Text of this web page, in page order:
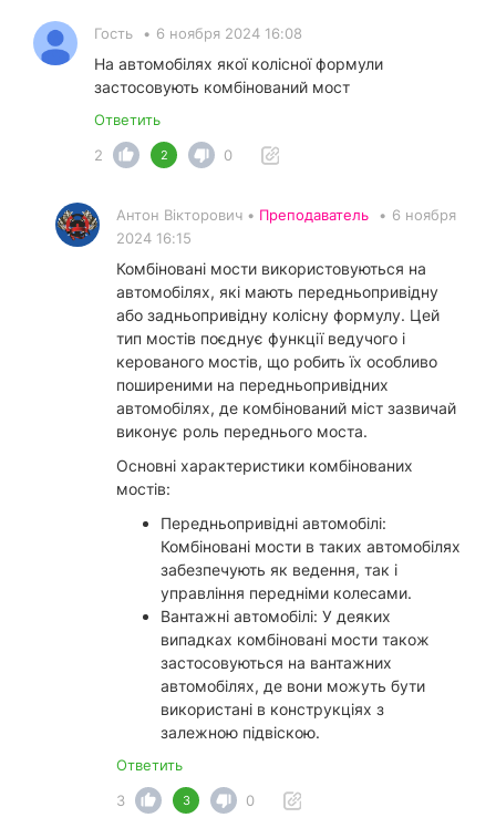
Гость • 6 ноября 2024 16:08
На автомобілях якої колісної формули
застосовують комбінований мост
Ответить
2
2 0
Антон Вікторович • Преподаватель • 6 ноября
2024 16:15
Комбіновані мости використовуються на
автомобілях, які мають передньопривідну
або задньопривідну колісну формулу. Цей
тип мостів поєднує функції ведучого і
керованого мостів, що робить їх особливо
поширеними на передньопривідних
автомобілях, де комбінований міст зазвичай
виконує роль переднього моста.
Основні характеристики комбінованих
мостів:
Передньопривідні автомобілі:
Комбіновані мости в таких автомобілях
забезпечують як ведення, так і
управління передніми колесами.
Вантажні автомобілі: У деяких
випадках комбіновані мости також
застосовуються на вантажних
автомобілях, де вони можуть бути
використані в конструкціях з
залежною підвіскою.
Ответить
3
3 0